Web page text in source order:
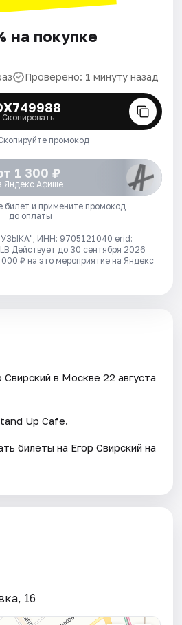
на покупке
Проверено: 1 минуту назад
Скопировать
промокод
1 300 ₽
Яндекс Афише
билет и примените промокод
до оплаты
ИНН: 9705121040 erid:
Действует до 30 сентября 2026
₽ на это мероприятие на Яндекс
Свирский в Москве 22 августа
Up Cafe.
билеты на Егор Свирский на
16